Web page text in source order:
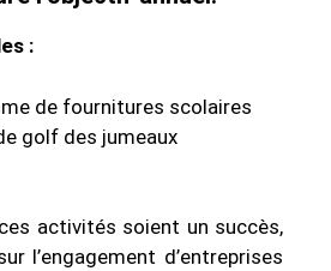
:
de fournitures scolaires
golf des jumeaux
activités soient un succès,
l’engagement d’entreprises